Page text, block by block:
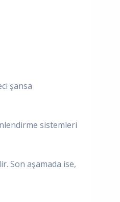
şansa
sistemleri
Son aşamada ise,